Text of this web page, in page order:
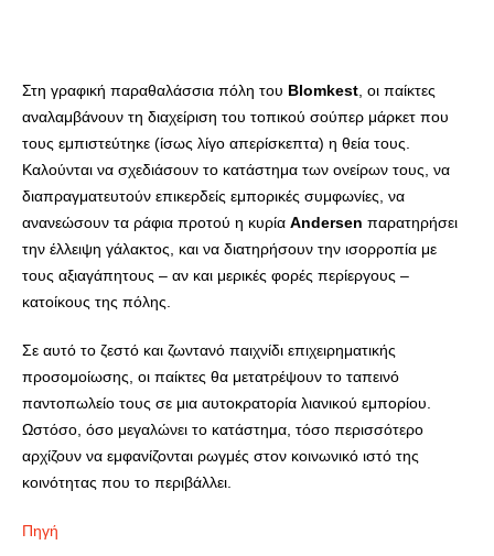
Στη γραφική παραθαλάσσια πόλη του Blomkest , οι παίκτες
αναλαμβάνουν τη διαχείριση του τοπικού σούπερ μάρκετ που
τους εμπιστεύτηκε (ίσως λίγο απερίσκεπτα) η θεία τους.
Καλούνται να σχεδιάσουν το κατάστημα των ονείρων τους, να
διαπραγματευτούν επικερδείς εμπορικές συμφωνίες, να
ανανεώσουν τα ράφια προτού η κυρία Andersen παρατηρήσει
την έλλειψη γάλακτος, και να διατηρήσουν την ισορροπία με
τους αξιαγάπητους – αν και μερικές φορές περίεργους –
κατοίκους της πόλης.
Σε αυτό το ζεστό και ζωντανό παιχνίδι επιχειρηματικής
προσομοίωσης, οι παίκτες θα μετατρέψουν το ταπεινό
παντοπωλείο τους σε μια αυτοκρατορία λιανικού εμπορίου.
Ωστόσο, όσο μεγαλώνει το κατάστημα, τόσο περισσότερο
αρχίζουν να εμφανίζονται ρωγμές στον κοινωνικό ιστό της
κοινότητας που το περιβάλλει.
Πηγή